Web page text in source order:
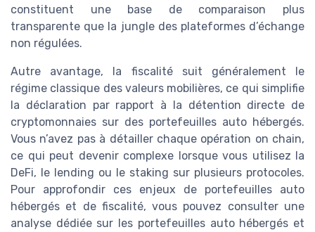
constituent une base de comparaison plus
transparente que la jungle des plateformes d’échange
non régulées.
Autre avantage, la fiscalité suit généralement le
régime classique des valeurs mobilières, ce qui simplifie
la déclaration par rapport à la détention directe de
cryptomonnaies sur des portefeuilles auto hébergés.
Vous n’avez pas à détailler chaque opération on chain,
ce qui peut devenir complexe lorsque vous utilisez la
DeFi, le lending ou le staking sur plusieurs protocoles.
Pour approfondir ces enjeux de portefeuilles auto
hébergés et de fiscalité, vous pouvez consulter une
analyse dédiée sur les portefeuilles auto hébergés et